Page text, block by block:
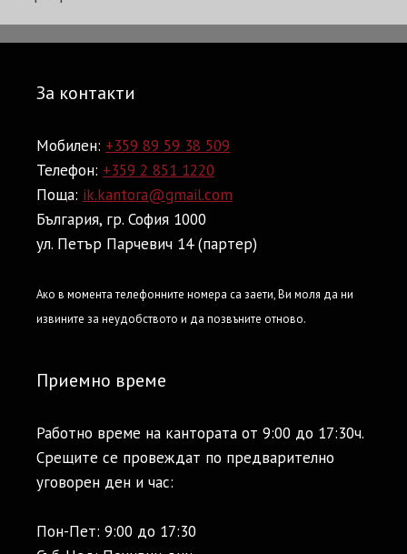
За контакти
Мобилен: +359 89 59 38 509
Телефон: +359 2 851 1220
Поща: ik.kantora@gmail.com
България, гр. София 1000
ул. Петър Парчевич 14 (партер)
Ако в момента телефонните номера са заети, Ви моля да ни
извините за неудобството и да позвъните отново.
Приемно време
Работно време на кантората от 9:00 до 17:30ч.
Срещите се провеждат по предварително
уговорен ден и час:
Пон-Пет: 9:00 до 17:30